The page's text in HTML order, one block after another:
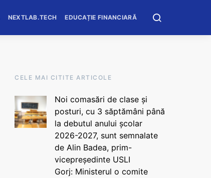
NEXTLAB.TECH EDUCAȚIE FINANCIARĂ
CELE MAI CITITE ARTICOLE
Noi comasări de clase și
posturi, cu 3 săptămâni până
la debutul anului școlar
2026-2027, sunt semnalate
de Alin Badea, prim-
vicepreședinte USLI
Gorj: Ministerul o comite